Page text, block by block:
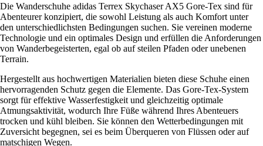
Die Wanderschuhe adidas Terrex Skychaser AX5 Gore-Tex sind für
Abenteurer konzipiert, die sowohl Leistung als auch Komfort unter
den unterschiedlichsten Bedingungen suchen. Sie vereinen moderne
Technologie und ein optimales Design und erfüllen die Anforderungen
von Wanderbegeisterten, egal ob auf steilen Pfaden oder unebenen
Terrain.
Hergestellt aus hochwertigen Materialien bieten diese Schuhe einen
hervorragenden Schutz gegen die Elemente. Das Gore-Tex-System
sorgt für effektive Wasserfestigkeit und gleichzeitig optimale
Atmungsaktivität, wodurch Ihre Füße während Ihres Abenteuers
trocken und kühl bleiben. Sie können den Wetterbedingungen mit
Zuversicht begegnen, sei es beim Überqueren von Flüssen oder auf
matschigen Wegen.